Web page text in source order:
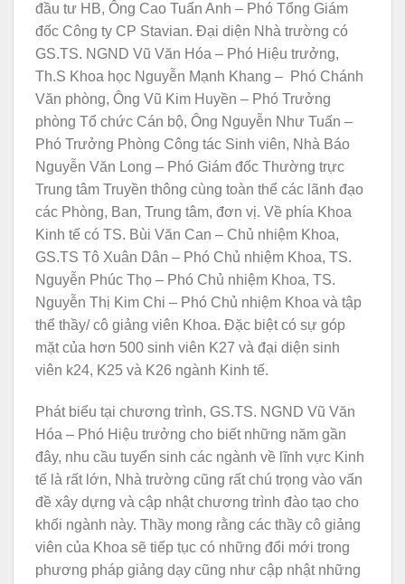
đầu tư HB, Ông Cao Tuấn Anh – Phó Tổng Giám
đốc Công ty CP Stavian. Đại diện Nhà trường có
GS.TS. NGND Vũ Văn Hóa – Phó Hiệu trưởng,
Th.S Khoa học Nguyễn Mạnh Khang – Phó Chánh
Văn phòng, Ông Vũ Kim Huyền – Phó Trưởng
phòng Tổ chức Cán bộ, Ông Nguyễn Như Tuấn –
Phó Trưởng Phòng Công tác Sinh viên, Nhà Báo
Nguyễn Văn Long – Phó Giám đốc Thường trực
Trung tâm Truyền thông cùng toàn thể các lãnh đạo
các Phòng, Ban, Trung tâm, đơn vị. Về phía Khoa
Kinh tế có TS. Bùi Văn Can – Chủ nhiệm Khoa,
GS.TS Tô Xuân Dân – Phó Chủ nhiệm Khoa, TS.
Nguyễn Phúc Thọ – Phó Chủ nhiệm Khoa, TS.
Nguyễn Thị Kim Chi – Phó Chủ nhiệm Khoa và tập
thể thầy/ cô giảng viên Khoa. Đặc biệt có sự góp
mặt của hơn 500 sinh viên K27 và đại diện sinh
viên k24, K25 và K26 ngành Kinh tế.
Phát biểu tại chương trình, GS.TS. NGND Vũ Văn
Hóa – Phó Hiệu trưởng cho biết những năm gần
đây, nhu cầu tuyển sinh các ngành về lĩnh vực Kinh
tế là rất lớn, Nhà trường cũng rất chú trọng vào vấn
đề xây dựng và cập nhật chương trình đào tạo cho
khối ngành này. Thầy mong rằng các thầy cô giảng
viên của Khoa sẽ tiếp tục có những đổi mới trong
phương pháp giảng dạy cũng như cập nhật những